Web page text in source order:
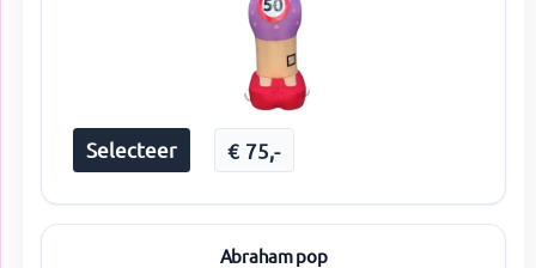
Selecteer € 75,-
Abraham pop